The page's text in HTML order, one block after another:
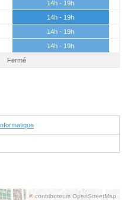
14h - 19h
14h - 19h
14h - 19h
14h - 19h
Fermé
© contributeurs OpenStreetMap